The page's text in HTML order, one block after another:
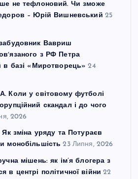
не тефлоновий. Чи зможе
– Юрій Вишневський 25
Вавриш
з РФ Петра
в базі «Миротворець» 24
Коли у світовому футболі
скандал і до чого
2026
Як зміна уряду та Потураєв
монобільшість 23 Липня, 2026
мішень: як ім’я блогера з
в центрі політичної війни 22